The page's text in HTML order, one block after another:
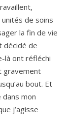
de soins
la fin de vie
décidé de
là ont réfléchi
gravement
bout. Et
dans mon
j’agisse